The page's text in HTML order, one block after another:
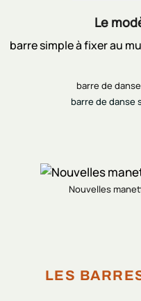
Le
barre simple à fixer au
barre de danse
Nouvelles
LES